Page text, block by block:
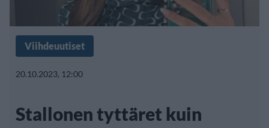
Viihdeuutiset
20.10.2023, 12:00
Stallonen tyttäret kuin